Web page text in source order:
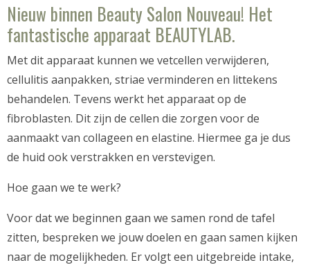
Nieuw binnen Beauty Salon Nouveau! Het
fantastische apparaat BEAUTYLAB.
Met dit apparaat kunnen we vetcellen verwijderen,
cellulitis aanpakken, striae verminderen en littekens
behandelen. Tevens werkt het apparaat op de
fibroblasten. Dit zijn de cellen die zorgen voor de
aanmaakt van collageen en elastine. Hiermee ga je dus
de huid ook verstrakken en verstevigen.
Hoe gaan we te werk?
Voor dat we beginnen gaan we samen rond de tafel
zitten, bespreken we jouw doelen en gaan samen kijken
naar de mogelijkheden. Er volgt een uitgebreide intake,